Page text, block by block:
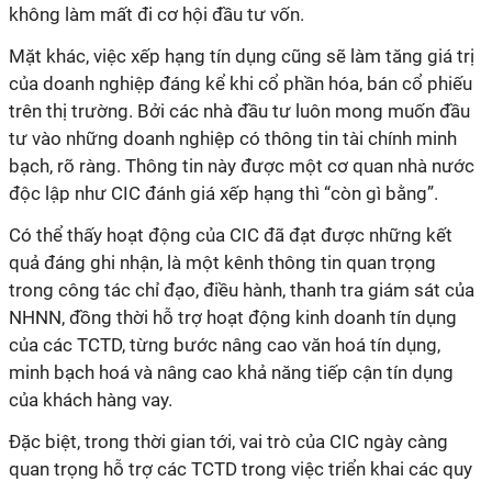
không làm mất đi cơ hội đầu tư vốn.
Mặt khác, việc xếp hạng tín dụng cũng sẽ làm tăng giá trị
của doanh nghiệp đáng kể khi cổ phần hóa, bán cổ phiếu
trên thị trường. Bởi các nhà đầu tư luôn mong muốn đầu
tư vào những doanh nghiệp có thông tin tài chính minh
bạch, rõ ràng. Thông tin này được một cơ quan nhà nước
độc lập như CIC đánh giá xếp hạng thì “còn gì bằng”.
Có thể thấy hoạt động của CIC đã đạt được những kết
quả đáng ghi nhận, là một kênh thông tin quan trọng
trong công tác chỉ đạo, điều hành, thanh tra giám sát của
NHNN, đồng thời hỗ trợ hoạt động kinh doanh tín dụng
của các TCTD, từng bước nâng cao văn hoá tín dụng,
minh bạch hoá và nâng cao khả năng tiếp cận tín dụng
của khách hàng vay.
Đặc biệt, trong thời gian tới, vai trò của CIC ngày càng
quan trọng hỗ trợ các TCTD trong việc triển khai các quy